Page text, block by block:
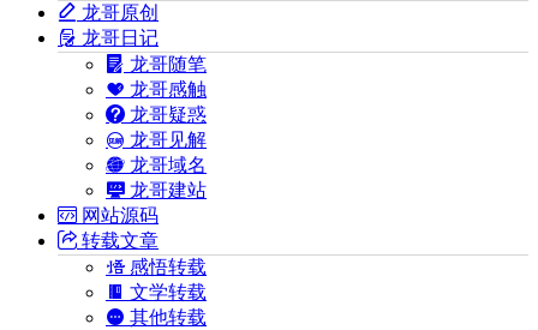
龙哥原创
龙哥日记
龙哥随笔
龙哥感触
龙哥疑惑
龙哥见解
龙哥域名
龙哥建站
网站源码
转载文章
感悟转载
文学转载
其他转载